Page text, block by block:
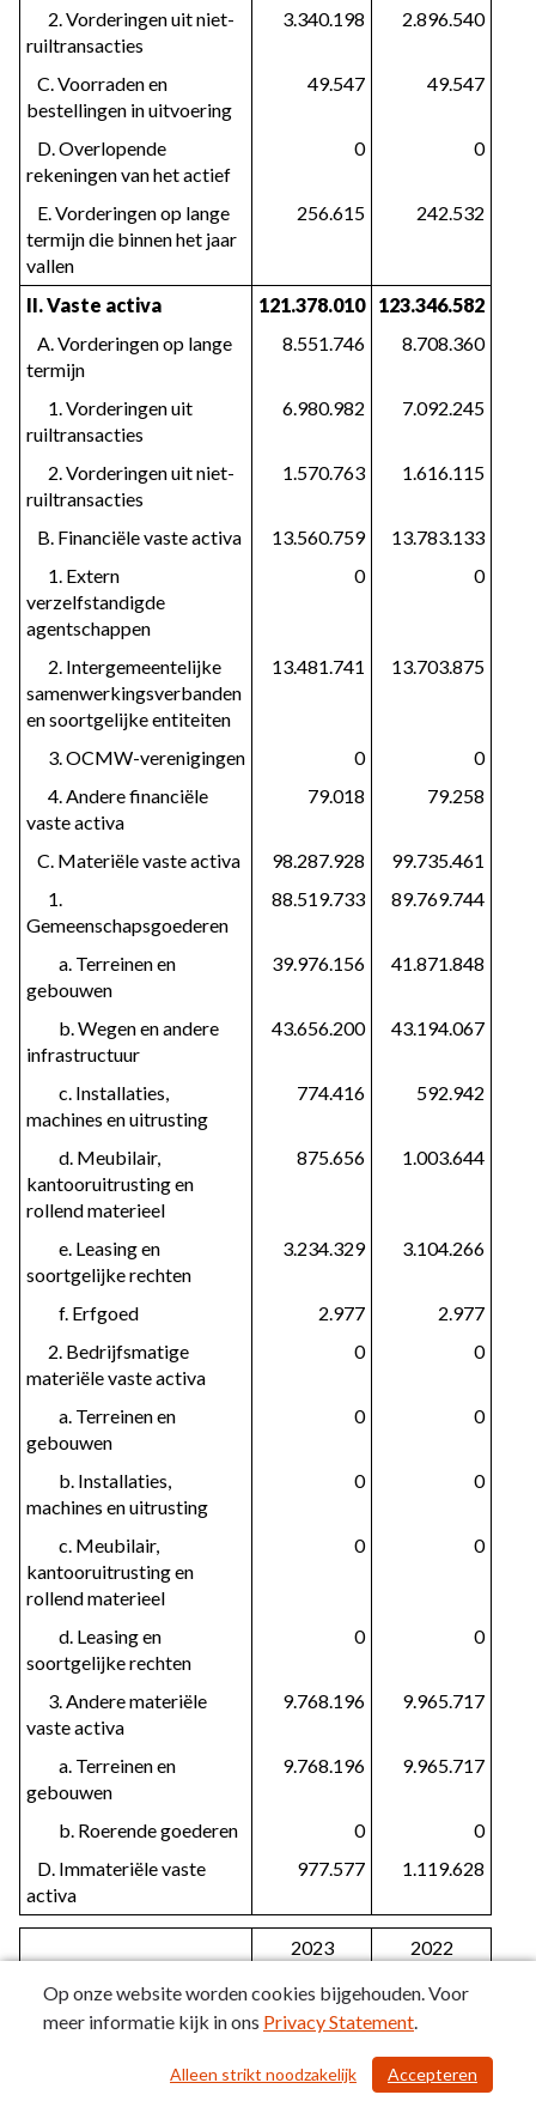
ruiltransacties
3.340.198 2.896.540
bestellingen in uitvoering
49.547 49.547
rekeningen van het actief
0 0
termijn die binnen het jaar
vallen
256.615 242.532
II. Vaste activa 121.378.010
123.346.582
termijn
8.551.746 8.708.360
ruiltransacties
6.980.982 7.092.245
ruiltransacties
1.570.763 1.616.115
   B. Financiële vaste activa
13.560.759
13.783.133
verzelfstandigde
agentschappen
0 0
samenwerkingsverbanden
en soortgelijke entiteiten
13.481.741 13.703.875
      3. OCMW-verenigingen
0
0
vaste activa
79.018 79.258
   C. Materiële vaste activa
98.287.928
99.735.461
Gemeenschapsgoederen
88.519.733 89.769.744
gebouwen
39.976.156 41.871.848
infrastructuur
43.656.200 43.194.067
machines en uitrusting
774.416 592.942
kantooruitrusting en
rollend materieel
875.656 1.003.644
soortgelijke rechten
3.234.329 3.104.266
         f. Erfgoed
2.977
2.977
materiële vaste activa
0 0
gebouwen
0 0
machines en uitrusting
0 0
kantooruitrusting en
rollend materieel
0 0
soortgelijke rechten
0 0
vaste activa
9.768.196 9.965.717
gebouwen
9.768.196 9.965.717
         b. Roerende goederen
0
0
activa
977.577 1.119.628
2023
2022
PASSIVA
137.737.765 136.038.610
I. Schulden
19.238.873
20.883.841
6.505.497 7.292.672
/ 104
Op onze website worden cookies bijgehouden. Voor
meer informatie kijk in ons Privacy Statement.
Accepteren
Alleen strikt noodzakelijk